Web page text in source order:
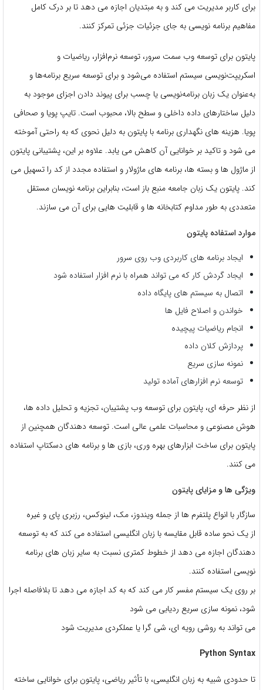
برای کاربر مدیریت می کند و به مبتدیان اجازه می دهد تا بر درک کامل
مفاهیم برنامه نویسی به جای جزئیات جزئی تمرکز کنند.
پایتون برای توسعه وب سمت سرور، توسعه نرم‌افزار، ریاضیات و
اسکریپت‌نویسی سیستم استفاده می‌شود و برای توسعه سریع برنامه‌ها و
به‌عنوان یک زبان برنامه‌نویسی یا چسب برای پیوند دادن اجزای موجود به
دلیل ساختارهای داده داخلی و سطح بالا، محبوب است. تایپ پویا و صحافی
پویا. هزینه های نگهداری برنامه با پایتون به دلیل نحوی که به راحتی آموخته
می شود و تاکید بر خوانایی آن کاهش می یابد. علاوه بر این، پشتیبانی پایتون
از ماژول ها و بسته ها، برنامه های ماژولار و استفاده مجدد از کد را تسهیل می
کند. پایتون یک زبان جامعه منبع باز است، بنابراین برنامه نویسان مستقل
متعددی به طور مداوم کتابخانه ها و قابلیت هایی برای آن می سازند.
موارد استفاده پایتون
ایجاد برنامه های کاربردی وب روی سرور
ایجاد گردش کار که می تواند همراه با نرم افزار استفاده شود
اتصال به سیستم های پایگاه داده
خواندن و اصلاح فایل ها
انجام ریاضیات پیچیده
پردازش کلان داده
نمونه سازی سریع
توسعه نرم افزارهای آماده تولید
از نظر حرفه ای، پایتون برای توسعه وب پشتیبان، تجزیه و تحلیل داده ها،
هوش مصنوعی و محاسبات علمی عالی است. توسعه دهندگان همچنین از
پایتون برای ساخت ابزارهای بهره وری، بازی ها و برنامه های دسکتاپ استفاده
می کنند.
ویژگی ها و مزایای پایتون
سازگار با انواع پلتفرم ها از جمله ویندوز، مک، لینوکس، رزبری پای و غیره
از یک نحو ساده قابل مقایسه با زبان انگلیسی استفاده می کند که به توسعه
دهندگان اجازه می دهد از خطوط کمتری نسبت به سایر زبان های برنامه
نویسی استفاده کنند.
بر روی یک سیستم مفسر کار می کند که به کد اجازه می دهد تا بلافاصله اجرا
شود، نمونه سازی سریع ردیابی می شود
می تواند به روشی رویه ای، شی گرا یا عملکردی مدیریت شود
Python Syntax
تا حدودی شبیه به زبان انگلیسی، با تأثیر ریاضی، پایتون برای خوانایی ساخته